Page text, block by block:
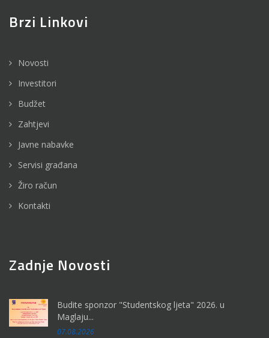
Brzi Linkovi
Novosti
Investitori
Budžet
Zahtjevi
Javne nabavke
Servisi građana
Žiro račun
Kontakti
Zadnje Novosti
Budite sponzor "Studentskog ljeta" 2026. u
Maglaju...
07.08.2026